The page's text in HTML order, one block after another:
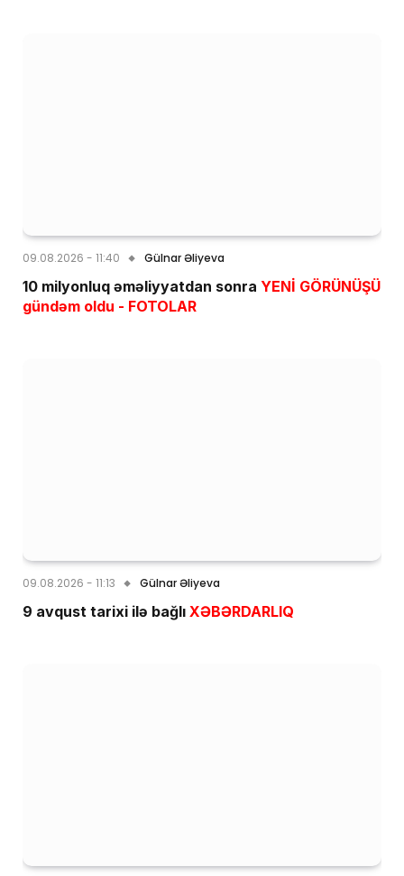
09.08.2026 - 11:40 Gülnar Əliyeva
10 milyonluq əməliyyatdan sonra YENİ GÖRÜNÜŞÜ
gündəm oldu - FOTOLAR
09.08.2026 - 11:13 Gülnar Əliyeva
9 avqust tarixi ilə bağlı XƏBƏRDARLIQ